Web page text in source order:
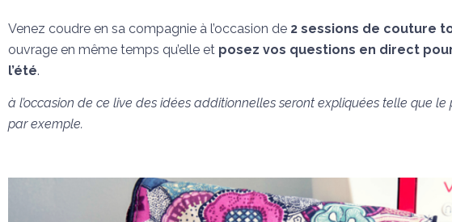
Venez coudre en sa compagnie à l’occasion de 2 sessions de couture
ouvrage en même temps qu’elle et posez vos questions en direct
l’été.
à l’occasion de ce live des idées additionnelles seront expliquées telle que
par exemple.